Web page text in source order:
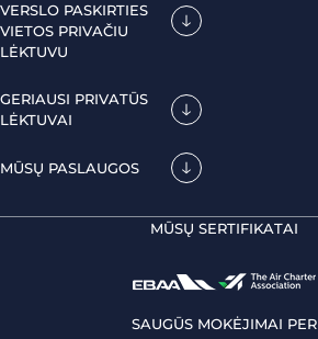
VERSLO PASKIRTIES
VIETOS PRIVAČIU
LĖKTUVU
GERIAUSI PRIVATŪS
LĖKTUVAI
MŪSŲ PASLAUGOS
MŪSŲ SERTIFIKATAI
SAUGŪS MOKĖJIMAI PER